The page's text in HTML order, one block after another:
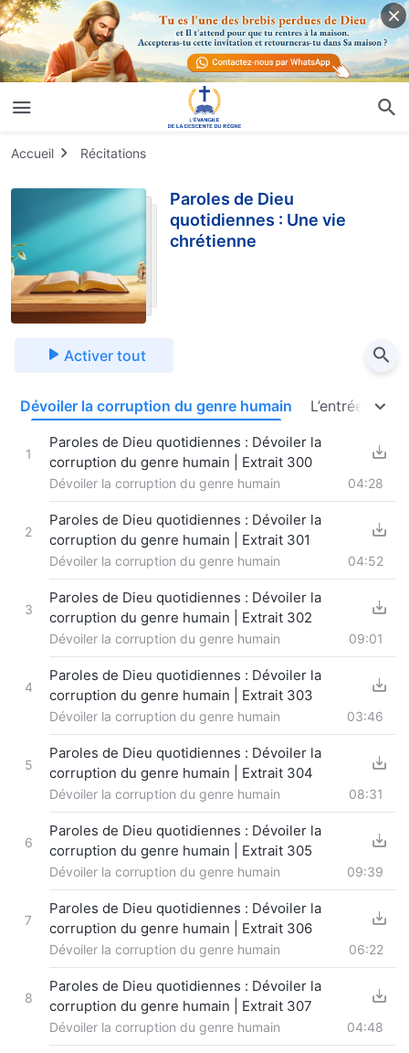
Accueil Récitations
Paroles de Dieu
quotidiennes : Une vie
chrétienne
Activer tout
Dévoiler la corruption du genre humain L’entrée dans
1
Paroles de Dieu quotidiennes : Dévoiler la
corruption du genre humain | Extrait 300
Dévoiler la corruption du genre humain 04:28
2
Paroles de Dieu quotidiennes : Dévoiler la
corruption du genre humain | Extrait 301
Dévoiler la corruption du genre humain 04:52
3
Paroles de Dieu quotidiennes : Dévoiler la
corruption du genre humain | Extrait 302
Dévoiler la corruption du genre humain 09:01
4
Paroles de Dieu quotidiennes : Dévoiler la
corruption du genre humain | Extrait 303
Dévoiler la corruption du genre humain 03:46
5
Paroles de Dieu quotidiennes : Dévoiler la
corruption du genre humain | Extrait 304
Dévoiler la corruption du genre humain 08:31
6
Paroles de Dieu quotidiennes : Dévoiler la
corruption du genre humain | Extrait 305
Dévoiler la corruption du genre humain 09:39
7
Paroles de Dieu quotidiennes : Dévoiler la
corruption du genre humain | Extrait 306
Dévoiler la corruption du genre humain 06:22
8
Paroles de Dieu quotidiennes : Dévoiler la
corruption du genre humain | Extrait 307
Dévoiler la corruption du genre humain 04:48